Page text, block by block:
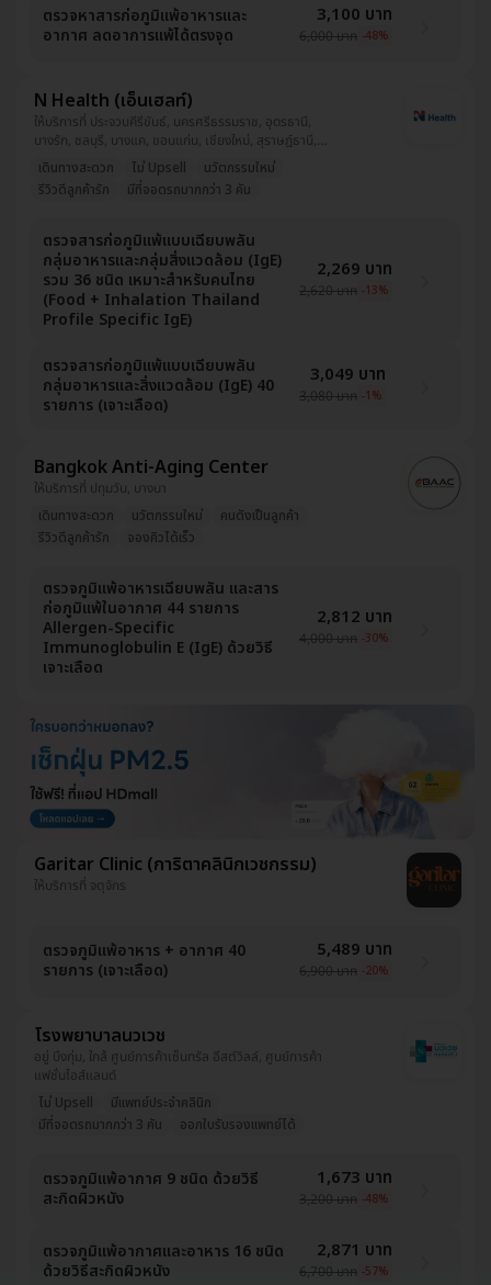
บางรัก
ตรวจหาสารก่อภูมิแพ้อาหารและ
อากาศ ลดอาการแพ้ได้ตรงจุด
3,100 บาท
6,000 บาท -48%
N Health (เอ็นเฮลท์)
ให้บริการที่ ประจวบคีรีขันธ์, นครศรีธรรมราช, อุดรธานี,
บางรัก, ชลบุรี, บางแค, ขอนแก่น, เชียงใหม่, สุราษฎ์ธานี,
เชียงราย, ปราจีนบุรี, ห้วยขวาง, พระนครศรีอยุธยา, ชุมพร,
จันทบุรี, สมุทรสาคร, สมุทรปราการ, บริการนอกสถานที่,
สงขลา, สุพรรณบุรี, สุราษฎร์ธานี, อุบลราชธานี, กระบี่,
ปทุมธานี, ระยอง, นครราชสีมา, กาญจนบุรี, ภูเก็ต
เดินทางสะดวก ไม่ Upsell
นวัตกรรมใหม่
รีวิวดีลูกค้ารัก
มีที่จอดรถมากกว่า 3 คัน
ตรวจสารก่อภูมิแพ้แบบเฉียบพลัน
กลุ่มอาหารและกลุ่มสิ่งแวดล้อม (IgE)
รวม 36 ชนิด เหมาะสำหรับคนไทย
(Food + Inhalation Thailand
Profile Specific IgE)
2,269 บาท
2,620 บาท -13%
ตรวจสารก่อภูมิแพ้แบบเฉียบพลัน
กลุ่มอาหารและสิ่งแวดล้อม (IgE) 40
รายการ (เจาะเลือด)
3,049 บาท
3,080 บาท -1%
Bangkok Anti-Aging Center
ให้บริการที่ ปทุมวัน, บางนา
เดินทางสะดวก
นวัตกรรมใหม่
คนดังเป็นลูกค้า
รีวิวดีลูกค้ารัก
จองคิวได้เร็ว
ตรวจภูมิแพ้อาหารเฉียบพลัน และสาร
ก่อภูมิแพ้ในอากาศ 44 รายการ
Allergen-Specific
Immunoglobulin E (IgE) ด้วยวิธี
เจาะเลือด
2,812 บาท
4,000 บาท -30%
Garitar Clinic (การิตาคลินิกเวชกรรม)
ให้บริการที่ จตุจักร
ตรวจภูมิแพ้อาหาร + อากาศ 40
รายการ (เจาะเลือด)
5,489 บาท
6,900 บาท -20%
โรงพยาบาลนวเวช
อยู่ บึงกุ่ม, ใกล้ ศูนย์การค้าเซ็นทรัล อีสต์วิลล์, ศูนย์การค้า
แฟชั่นไอส์แลนด์
ไม่ Upsell
มีแพทย์ประจำคลินิก
มีที่จอดรถมากกว่า 3 คัน
ออกใบรับรองแพทย์ได้
ตรวจภูมิแพ้อากาศ 9 ชนิด ด้วยวิธี
สะกิดผิวหนัง
1,673 บาท
3,200 บาท -48%
ตรวจภูมิแพ้อากาศและอาหาร 16 ชนิด
ด้วยวิธีสะกิดผิวหนัง
2,871 บาท
6,700 บาท -57%